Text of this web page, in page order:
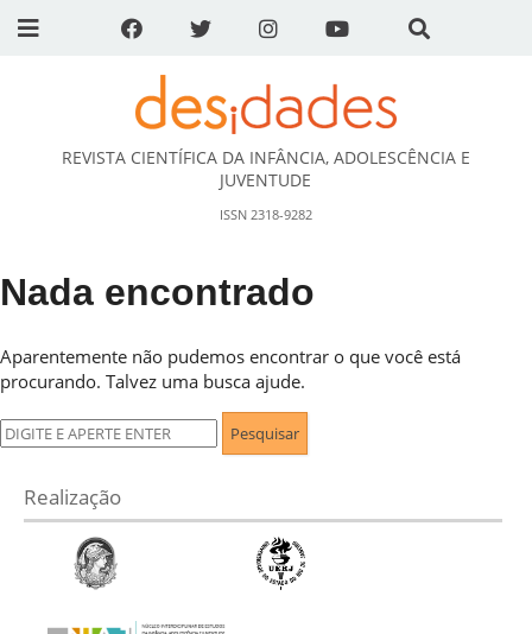
DESidades
REVISTA CIENTÍFICA DA INFÂNCIA, ADOLESCÊNCIA E
JUVENTUDE
ISSN 2318-9282
Nada encontrado
Aparentemente não pudemos encontrar o que você está
procurando. Talvez uma busca ajude.
Pesquisar
por:
Realização